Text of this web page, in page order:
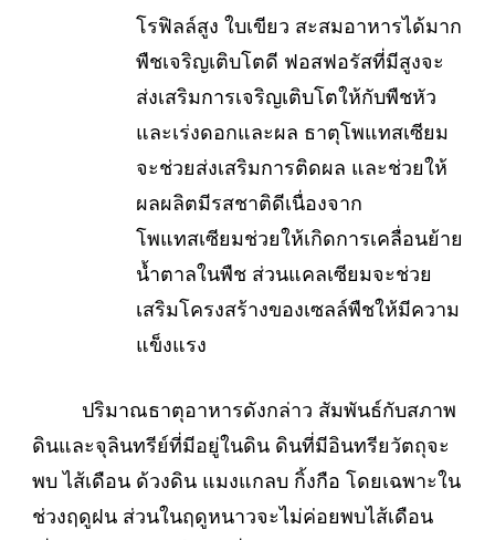
โรฟิลล์สูง ใบเขียว สะสมอาหารได้มาก
พืชเจริญเติบโตดี ฟอสฟอรัสที่มีสูงจะ
ส่งเสริมการเจริญเติบโตให้กับพืชหัว
และเร่งดอกและผล ธาตุโพแทสเซียม
จะช่วยส่งเสริมการติดผล และช่วยให้
ผลผลิตมีรสชาติดีเนื่องจาก
โพแทสเซียมช่วยให้เกิดการเคลื่อนย้าย
น้ำตาลในพืช ส่วนแคลเซียมจะช่วย
เสริมโครงสร้างของเซลล์พืชให้มีความ
แข็งแรง
ปริมาณธาตุอาหารดังกล่าว สัมพันธ์กับสภาพ
ดินและจุลินทรีย์ที่มีอยู่ในดิน ดินที่มีอินทรียวัตถุจะ
พบ ไส้เดือน ด้วงดิน แมงแกลบ กิ้งกือ โดยเฉพาะใน
ช่วงฤดูฝน ส่วนในฤดูหนาวจะไม่ค่อยพบไส้เดือน